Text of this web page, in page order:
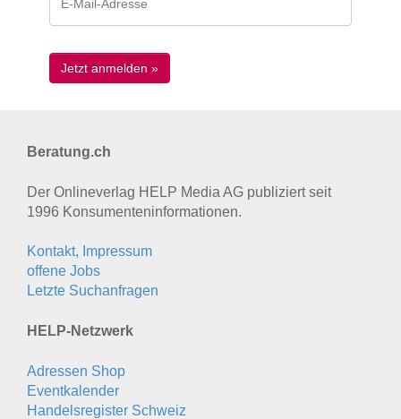
Beratung.ch
Der Onlineverlag HELP Media AG publiziert seit
1996 Konsumenten­informationen.
Kontakt, Impressum
offene Jobs
Letzte Suchanfragen
HELP-Netzwerk
Adressen Shop
Eventkalender
Handelsregister Schweiz